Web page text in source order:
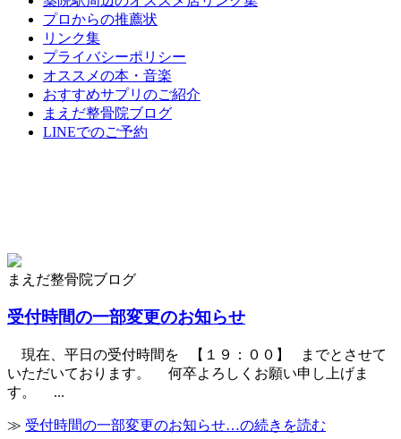
プロからの推薦状
リンク集
プライバシーポリシー
オススメの本・音楽
おすすめサプリのご紹介
まえだ整骨院ブログ
LINEでのご予約
まえだ整骨院ブログ
受付時間の一部変更のお知らせ
現在、平日の受付時間を 【１９：００】 までとさせて
いただいております。 何卒よろしくお願い申し上げま
す。 ...
≫ 受付時間の一部変更のお知らせ…の続きを読む